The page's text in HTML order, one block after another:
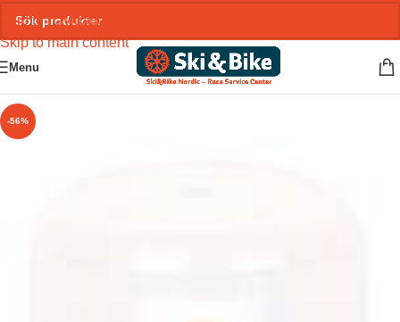
Skip to navigation
Skip to main content
Menu
-56%